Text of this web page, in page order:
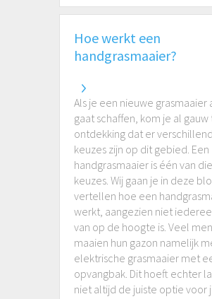
Hoe werkt een
handgrasmaaier?
Als je een nieuwe grasmaaier
gaat schaffen, kom je al
ontdekking dat er
keuzes zijn op dit gebied. Een
handgrasmaaier is één van die
keuzes. Wij gaan je in deze
vertellen hoe een
werkt, aangezien niet
van op de hoogte is. Veel
maaien hun gazon namelijk
elektrische grasmaaier met
opvangbak. Dit hoeft echter
niet altijd de juiste optie voor